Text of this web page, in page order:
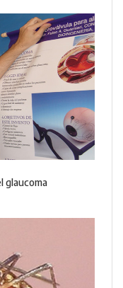
glaucoma